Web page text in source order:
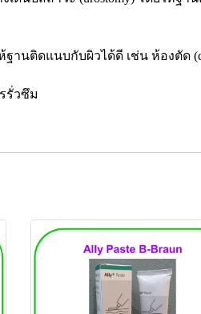
านติดแนบกับผิวได้ดี เช่น ห้องตัด
รั่วซึม